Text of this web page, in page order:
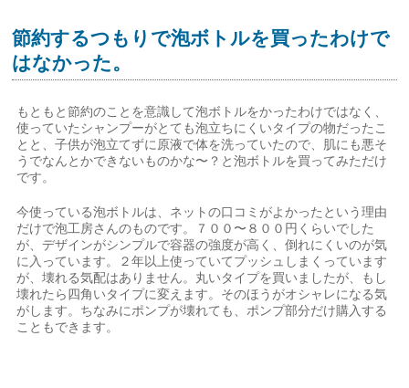
節約するつもりで泡ボトルを買ったわけで
はなかった。
もともと節約のことを意識して泡ボトルをかったわけではなく、
使っていたシャンプーがとても泡立ちにくいタイプの物だったこ
とと、子供が泡立てずに原液で体を洗っていたので、肌にも悪そ
うでなんとかできないものかな〜？と泡ボトルを買ってみただけ
です。
今使っている泡ボトルは、ネットの口コミがよかったという理由
だけで泡工房さんのものです。７００〜８００円くらいでした
が、デザインがシンプルで容器の強度が高く、倒れにくいのが気
に入っています。２年以上使っていてプッシュしまくっています
が、壊れる気配はありません。丸いタイプを買いましたが、もし
壊れたら四角いタイプに変えます。そのほうがオシャレになる気
がします。ちなみにポンプが壊れても、ポンプ部分だけ購入する
こともできます。